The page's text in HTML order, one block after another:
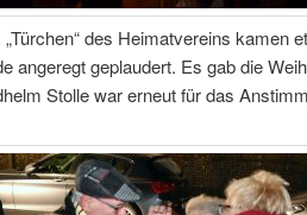
„Türchen“ des Heimatvereins kamen
angeregt geplaudert. Es gab die
Stolle war erneut für das